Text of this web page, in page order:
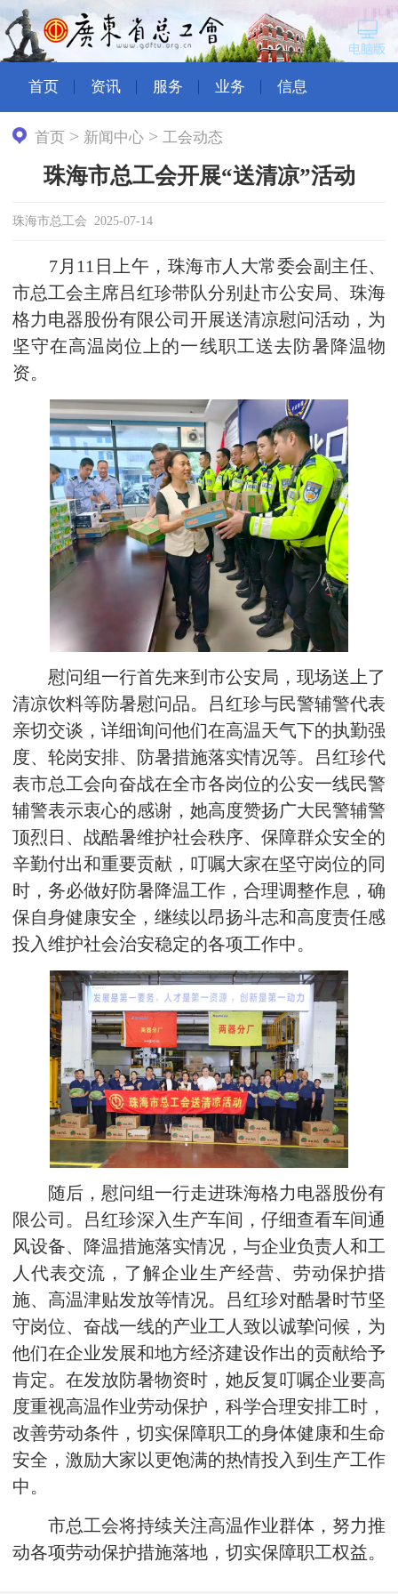
首页 资讯 服务 业务 信息
首页 > 新闻中心 > 工会动态
珠海市总工会开展“送清凉”活动
珠海市总工会 2025-07-14
7月11日上午，珠海市人大常委会副主任、
市总工会主席吕红珍带队分别赴市公安局、珠海
格力电器股份有限公司开展送清凉慰问活动，为
坚守在高温岗位上的一线职工送去防暑降温物
资。
慰问组一行首先来到市公安局，现场送上了
清凉饮料等防暑慰问品。吕红珍与民警辅警代表
亲切交谈，详细询问他们在高温天气下的执勤强
度、轮岗安排、防暑措施落实情况等。吕红珍代
表市总工会向奋战在全市各岗位的公安一线民警
辅警表示衷心的感谢，她高度赞扬广大民警辅警
顶烈日、战酷暑维护社会秩序、保障群众安全的
辛勤付出和重要贡献，叮嘱大家在坚守岗位的同
时，务必做好防暑降温工作，合理调整作息，确
保自身健康安全，继续以昂扬斗志和高度责任感
投入维护社会治安稳定的各项工作中。
随后，慰问组一行走进珠海格力电器股份有
限公司。吕红珍深入生产车间，仔细查看车间通
风设备、降温措施落实情况，与企业负责人和工
人代表交流，了解企业生产经营、劳动保护措
施、高温津贴发放等情况。吕红珍对酷暑时节坚
守岗位、奋战一线的产业工人致以诚挚问候，为
他们在企业发展和地方经济建设作出的贡献给予
肯定。在发放防暑物资时，她反复叮嘱企业要高
度重视高温作业劳动保护，科学合理安排工时，
改善劳动条件，切实保障职工的身体健康和生命
安全，激励大家以更饱满的热情投入到生产工作
中。
市总工会将持续关注高温作业群体，努力推
动各项劳动保护措施落地，切实保障职工权益。